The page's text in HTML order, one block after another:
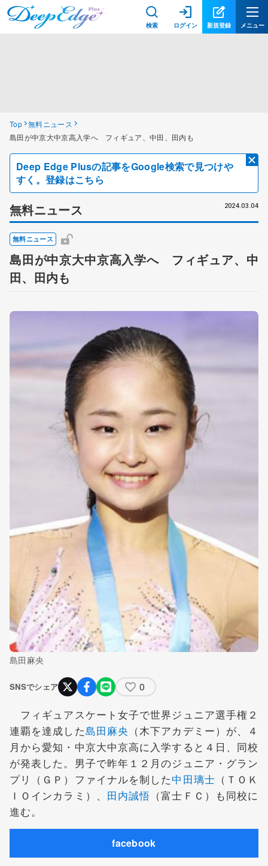
検索 ログイン 新規登録 メニュー
Top 無料ニュース
島田が中京大中京高入学へ フィギュア、中田、田内も
Deep Edge Plusの記事をGoogle検索で見つけや
すく。登録はこちら
無料ニュース 2024.03.04
無料ニュース
島田が中京大中京高入学へ フィギュア、中
田、田内も
島田麻央
SNSでシェア 0
フィギュアスケート女子で世界ジュニア選手権２
連覇を達成した島田麻央 （木下アカデミー）が、４
月から愛知・中京大中京高に入学すると４日、同校
が発表した。男子で昨年１２月のジュニア・グラン
プリ（ＧＰ）ファイナルを制した中田璃士 （ＴＯＫ
ＩＯインカラミ）、 田内誠悟 （富士ＦＣ）も同校に
進む。
facebook